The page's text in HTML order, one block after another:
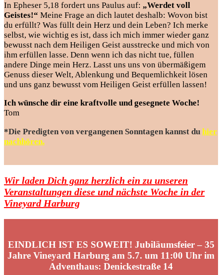
In Epheser 5,18 fordert uns Paulus auf: „Werdet voll
Geistes!“ Meine Frage an dich lautet deshalb: Wovon bist
du erfüllt? Was füllt dein Herz und dein Leben? Ich merke
selbst, wie wichtig es ist, dass ich mich immer wieder ganz
bewusst nach dem Heiligen Geist ausstrecke und mich von
ihm erfüllen lasse. Denn wenn ich das nicht tue, füllen
andere Dinge mein Herz. Lasst uns uns von übermäßigem
Genuss dieser Welt, Ablenkung und Bequemlichkeit lösen
und uns ganz bewusst vom Heiligen Geist erfüllen lassen!
Ich wünsche dir eine kraftvolle und gesegnete Woche!
Tom
*Die Predigten von vergangenen Sonntagen kannst du hier
nachhören.
Wir laden Dich ganz herzlich ein zu unseren
Veranstaltungen diese und nächste Woche in der
Vineyard Harburg
EINDLICH IST ES SOWEIT! Jubiläumsfeier – 35
Jahre Vineyard Harburg am 5.7. um 11:00 Uhr im
Adventhaus: Denickestraße 14